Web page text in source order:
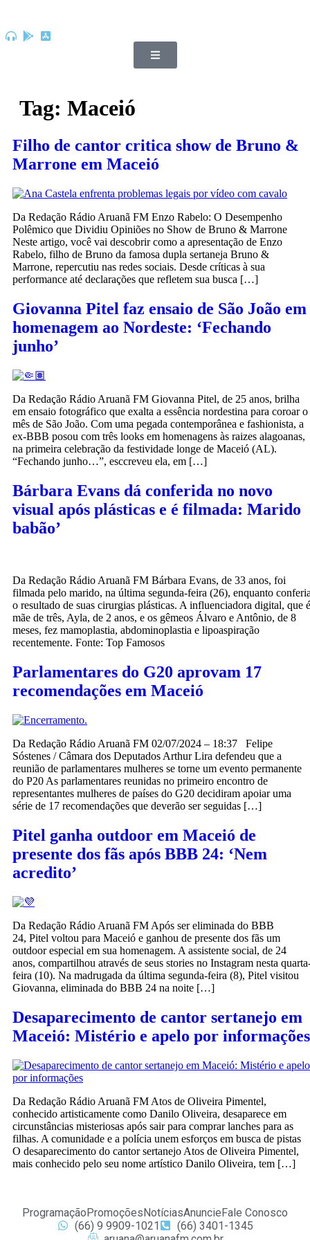
Tag: Maceió
Filho de cantor critica show de Bruno &
Marrone em Maceió
Da Redação Rádio Aruanã FM Enzo Rabelo: O Desempenho
Polêmico que Dividiu Opiniões no Show de Bruno & Marrone
Neste artigo, você vai descobrir como a apresentação de Enzo
Rabelo, filho de Bruno da famosa dupla sertaneja Bruno &
Marrone, repercutiu nas redes sociais. Desde críticas à sua
performance até declarações que refletem sua busca […]
Giovanna Pitel faz ensaio de São João em
homenagem ao Nordeste: ‘Fechando
junho’
Da Redação Rádio Aruanã FM Giovanna Pitel, de 25 anos, brilha
em ensaio fotográfico que exalta a essência nordestina para coroar o
mês de São João. Com uma pegada contemporânea e fashionista, a
ex-BBB posou com três looks em homenagens às raizes alagoanas,
na primeira celebração da festividade longe de Maceió (AL).
“Fechando junho…”, esccreveu ela, em […]
Bárbara Evans dá conferida no novo
visual após plásticas e é filmada: Marido
babão’
Da Redação Rádio Aruanã FM Bárbara Evans, de 33 anos, foi
filmada pelo marido, na última segunda-feira (26), enquanto
o resultado de suas cirurgias plásticas. A influenciadora digital, que é
mãe de três, Ayla, de 2 anos, e os gêmeos Álvaro e Antônio, de 8
meses, fez mamoplastia, abdominoplastia e lipoaspiração
recentemente. Fonte: Top Famosos
Parlamentares do G20 aprovam 17
recomendações em Maceió
Da Redação Rádio Aruanã FM 02/07/2024 – 18:37 Felipe
Sóstenes / Câmara dos Deputados Arthur Lira defendeu que a
reunião de parlamentares mulheres se torne um evento permanente
do P20 As parlamentares reunidas no primeiro encontro de
representantes mulheres de países do G20 decidiram apoiar uma
série de 17 recomendações que deverão ser seguidas […]
Pitel ganha outdoor em Maceió de
presente dos fãs após BBB 24: ‘Nem
acredito’
Da Redação Rádio Aruanã FM Após ser eliminada do BBB
24, Pitel voltou para Maceió e ganhou de presente dos fãs um
outdoor especial em sua homenagem. A assistente social, de 24
anos, compartilhou através de seus stories no Instagram nesta
feira (10). Na madrugada da última segunda-feira (8), Pitel visitou
Giovanna, eliminada do BBB 24 na noite […]
Desaparecimento de cantor sertanejo em
Maceió: Mistério e apelo por informações
Da Redação Rádio Aruanã FM Atos de Oliveira Pimentel,
conhecido artisticamente como Danilo Oliveira, desaparece em
circunstâncias misteriosas após sair para comprar lanches para as
filhas. A comunidade e a polícia unem esforços em busca de pistas
O desaparecimento do cantor sertanejo Atos de Oliveira Pimentel,
mais conhecido pelo seu nome artístico Danilo Oliveira, tem […]
ProgramaçãoPromoçõesNotíciasAnuncieFale Conosco
(66) 9 9909-1021
(66) 3401-1345